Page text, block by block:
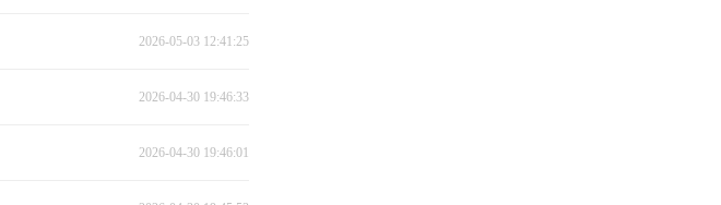
2026-05-03 12:41:25
2026-04-30 19:46:33
2026-04-30 19:46:01